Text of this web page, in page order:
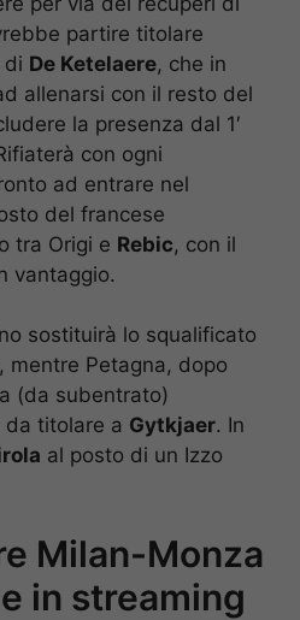
partire titolare
di De Ketelaere, che in
allenarsi con il resto del
la presenza dal 1′
con ogni
ad entrare nel
del francese
tra Origi e Rebic, con il
vantaggio.
sostituirà lo squalificato
, mentre Petagna, dopo
(da subentrato)
da titolare a Gytkjaer. In
al posto di un Izzo
Milan-Monza
in streaming